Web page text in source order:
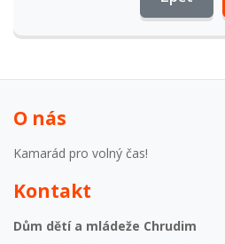
O nás
Kamarád pro volný čas!
Kontakt
Dům dětí a mládeže Chrudim